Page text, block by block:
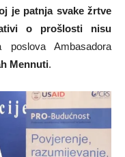
je patnja svake žrtve
o prošlosti nisu
Ambasadora
Mennuti.